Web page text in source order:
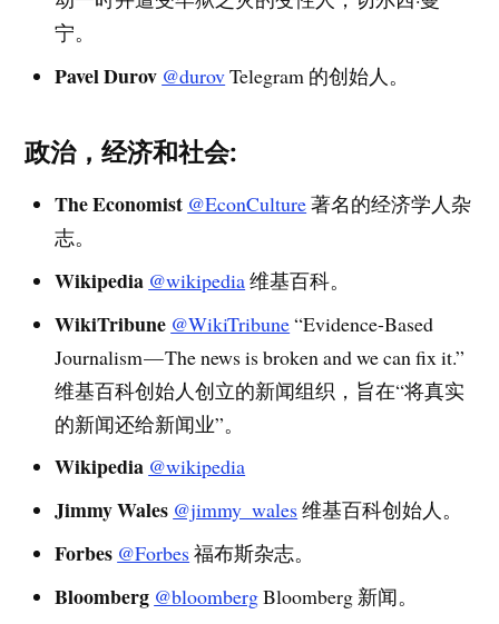
宁。
Pavel Durov @durovTelegram 的创始人。
政治，经济和社会:
The Economist @EconCulture著名的经济学人杂
志。
Wikipedia @wikipedia维基百科。
WikiTribune @WikiTribune“Evidence-Based
Journalism — The news is broken and we can fix it.”
维基百科创始人创立的新闻组织，旨在“将真实
的新闻还给新闻业”。
Wikipedia @wikipedia
Jimmy Wales @jimmy_wales 维基百科创始人。
Forbes @Forbes 福布斯杂志。
Bloomberg @bloombergBloomberg 新闻。